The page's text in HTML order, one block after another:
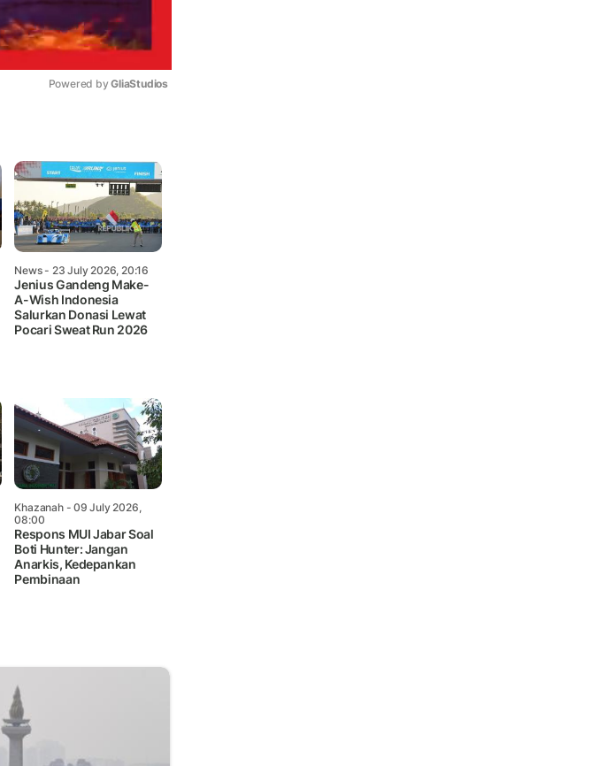
Powered by GliaStudios
News- 23 July 2026, 20:16
Jenius Gandeng Make-
A-Wish Indonesia
Salurkan Donasi Lewat
Pocari Sweat Run 2026
Khazanah- 09 July 2026,
08:00
Respons MUI Jabar Soal
Boti Hunter: Jangan
Anarkis, Kedepankan
Pembinaan